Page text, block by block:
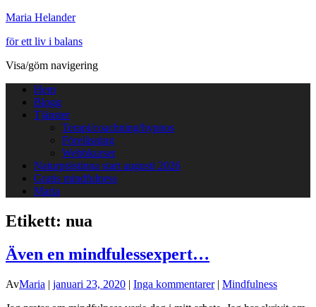
Maria Helander
för ett liv i balans
Visa/göm navigering
Hem
Blogg
Tjänster
Terapi/coachning/hypnos
Föreläsning
Webbkurser
Naturprästinna start augusti 2026
Gratis mindfulness
Maria
Etikett: nua
Även en mindfulessexpert…
AvMaria | januari 23, 2020 | Inga kommentarer| Mindfulness